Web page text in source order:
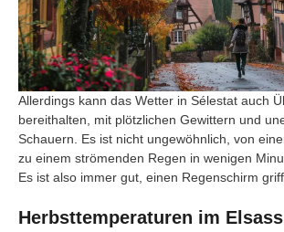
Allerdings kann das Wetter in Sélestat auch
bereithalten, mit plötzlichen Gewittern und
Schauern. Es ist nicht ungewöhnlich, von
zu einem strömenden Regen in wenigen
Es ist also immer gut, einen Regenschirm
Herbsttemperaturen im Elsass